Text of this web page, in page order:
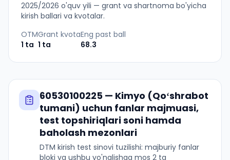
2025/2026 o'quv yili — grant va shartnoma bo'yicha
kirish ballari va kvotalar.
OTM
1 ta
Grant kvota
1 ta
Eng past ball
68.3
60530100225 — Kimyo (Qoʻshrabot
tumani) uchun fanlar majmuasi,
test topshiriqlari soni hamda
baholash mezonlari
DTM kirish test sinovi tuzilishi: majburiy fanlar
bloki va ushbu yo'nalishga mos 2 ta